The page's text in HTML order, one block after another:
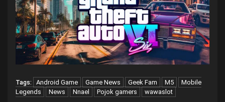
Tags: Android Game Game News Geek Fam M5
Mobile
Legends
News Nnael Pojok gamers wawaslot